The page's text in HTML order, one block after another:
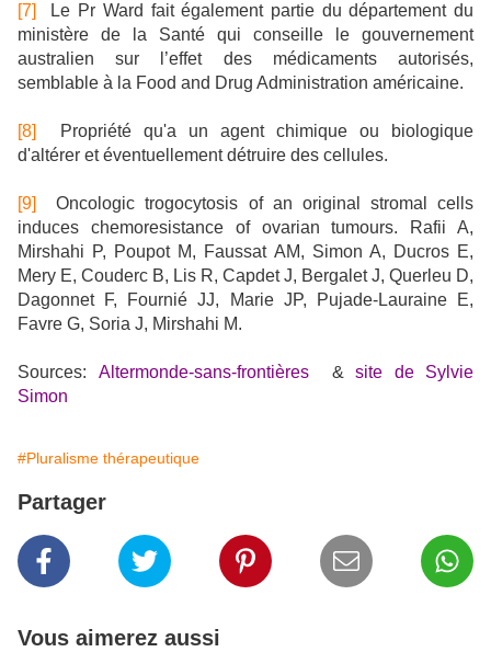
[7]
Le Pr Ward fait également partie du département du
ministère de la Santé qui conseille le gouvernement
australien sur l’effet des médicaments autorisés,
semblable à la Food and Drug Administration américaine.
[8]
Propriété qu'a un agent chimique ou biologique
d'altérer et éventuellement détruire des cellules.
[9]
Oncologic trogocytosis of an original stromal cells
induces chemoresistance of ovarian tumours. Rafii A,
Mirshahi P, Poupot M, Faussat AM, Simon A, Ducros E,
Mery E, Couderc B, Lis R, Capdet J, Bergalet J, Querleu D,
Dagonnet F, Fournié JJ, Marie JP, Pujade-Lauraine E,
Favre G, Soria J, Mirshahi M.
Sources: Altermonde-sans-frontières&
site de Sylvie
Simon
#Pluralisme thérapeutique
Partager
Vous aimerez aussi